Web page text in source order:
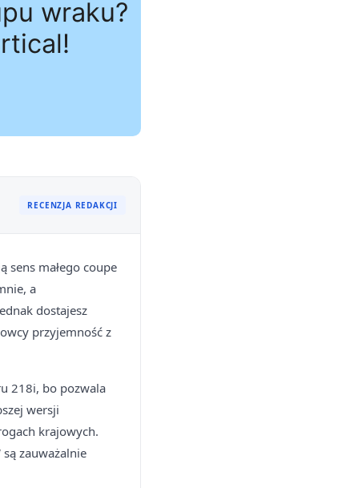
RECENZJA REDAKCJI
sens małego coupe
a
dostajesz
przyjemność z
218i, bo pozwala
wersji
krajowych.
zauważalnie